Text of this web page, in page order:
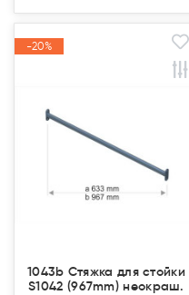
-20%
-20%
1043b Стяжка для стойки
S1042 (967mm) неокраш.